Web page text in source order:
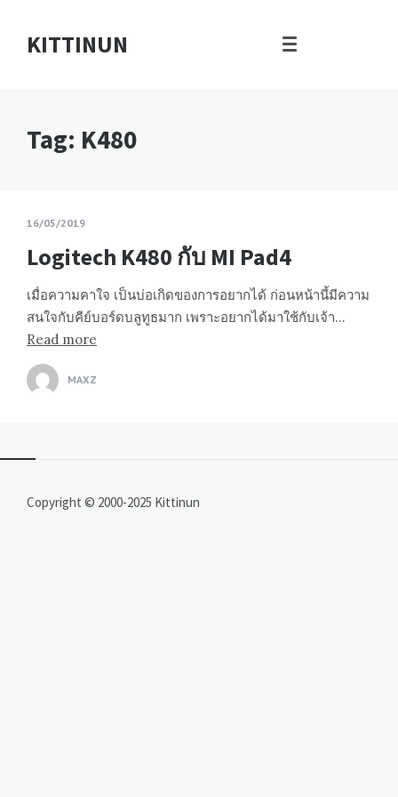
KITTINUN
Tag: K480
16/05/2019
Logitech K480 กับ MI Pad4
เมื่อความคาใจ เป็นบ่อเกิดของการอยากได้ ก่อนหน้านี้มีความ
สนใจกับคีย์บอร์ดบลูทูธมาก เพราะอยากได้มาใช้กับเจ้า…
Read more
MAXZ
Copyright © 2000-2025 Kittinun